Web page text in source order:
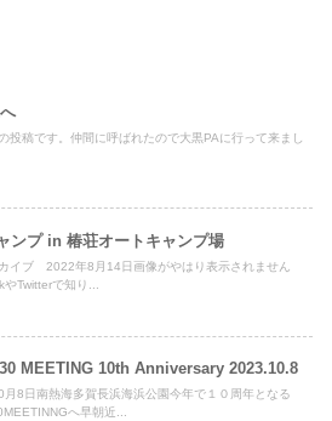
投稿です。仲間に呼ばれたので大黒PAに行って来まし
ンプ in 椿荘オートキャンプ場
イブ 2022年8月14日画像がやはり表示されません
Twitterで知り...
CLUB330 MEETING 10th Anniversary 2023.10.8
8日南熱海多賀長浜海浜公園今年で１０周年となる
へ早朝近...